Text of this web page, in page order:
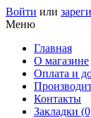
Войти или
Меню
Главная
О магазине
Оплата и
Контакты
Закладки